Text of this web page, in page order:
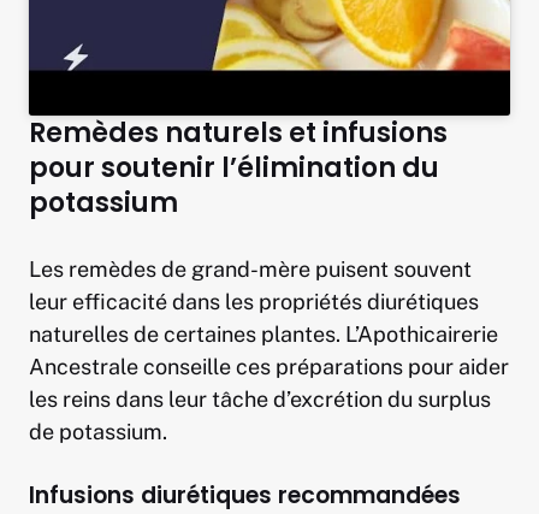
Remèdes naturels et infusions
pour soutenir l’élimination du
potassium
Les remèdes de grand-mère puisent souvent
leur efficacité dans les propriétés diurétiques
naturelles de certaines plantes. L’Apothicairerie
Ancestrale conseille ces préparations pour aider
les reins dans leur tâche d’excrétion du surplus
de potassium.
Infusions diurétiques recommandées